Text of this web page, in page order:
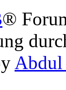
®
Abdul